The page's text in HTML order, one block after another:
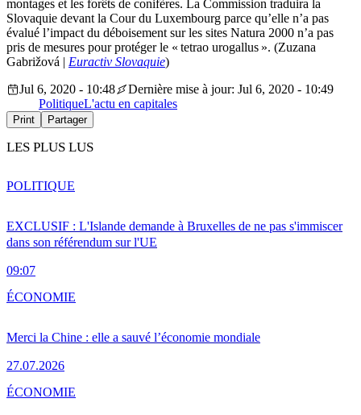
montages et les forêts de conifères. La Commission traduira la
Slovaquie devant la Cour du Luxembourg parce qu’elle n’a pas
évalué l’impact du déboisement sur les sites Natura 2000 n’a pas
pris de mesures pour protéger le « tetrao urogallus ». (Zuzana
Gabrižová | Euractiv Slovaquie)
Jul 6, 2020 - 10:48
Dernière mise à jour: Jul 6, 2020 - 10:49
PolitiqueL'actu en capitales
Print Partager
LES PLUS LUS
EXCLUSIF : L'Islande demande à Bruxelles de ne pas s'immiscer
dans son référendum sur l'UE
09:07
POLITIQUE
Merci la Chine : elle a sauvé l’économie mondiale
27.07.2026
ÉCONOMIE
ÉCONOMIE